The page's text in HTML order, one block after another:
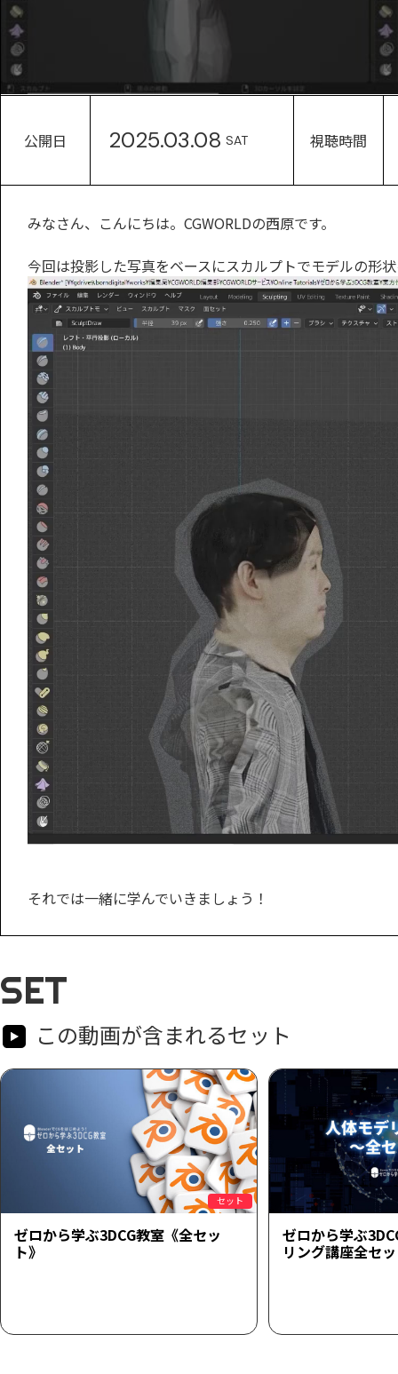
公開日 2025.03.08 SAT 視聴時間
みなさん、こんにちは。CGWORLDの西原です。
今回は投影した写真をベースにスカルプトでモデルの形
それでは一緒に学んでいきましょう！
SET
この動画が含まれるセット
セット
ゼロから学ぶ3DCG教室《全セッ
ト》
ゼロから学ぶ
リング講座全セ